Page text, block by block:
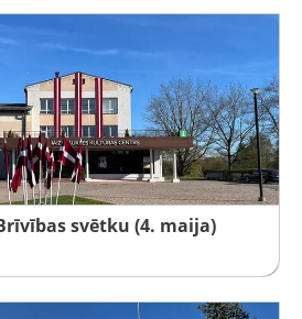
svētku (4. maija)